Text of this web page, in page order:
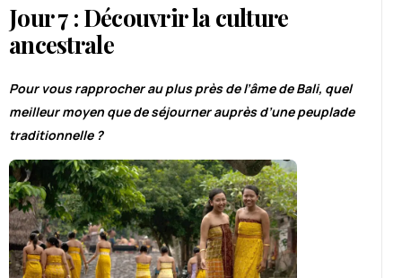
Jour 7 : Découvrir la culture
ancestrale
Pour vous rapprocher au plus près de l’âme de Bali, quel
meilleur moyen que de séjourner auprès d’une peuplade
traditionnelle ?